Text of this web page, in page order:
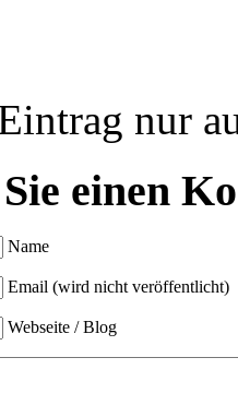
nur
einen
Name
Email (wird nicht veröffentlicht)
Webseite / Blog